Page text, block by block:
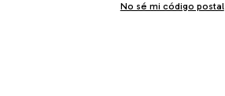
No sé mi código postal